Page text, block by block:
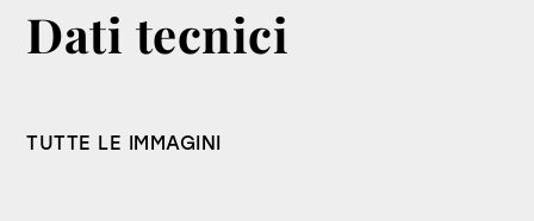
Dati tecnici
TUTTE LE IMMAGINI